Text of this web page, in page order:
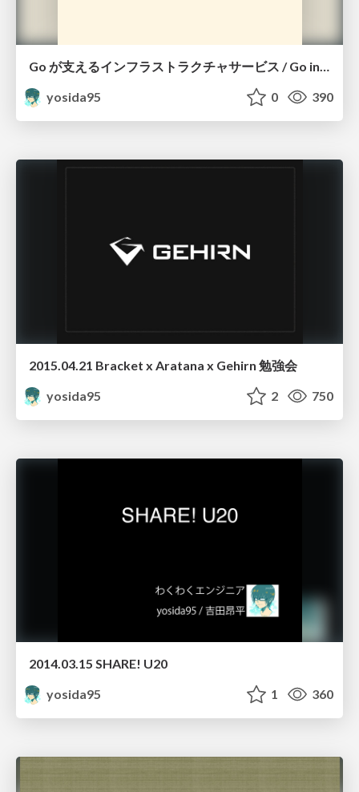
Go が支えるインフラストラクチャサービス / Go in Gehirn Web Services
yosida95
0 390
2015.04.21 Bracket x Aratana x Gehirn 勉強会
yosida95
2 750
2014.03.15 SHARE! U20
yosida95
1 360